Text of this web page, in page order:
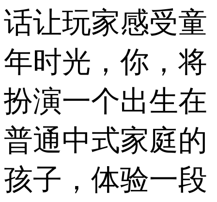
话让玩家感受童
年时光，你，将
扮演一个出生在
普通中式家庭的
孩子，体验一段